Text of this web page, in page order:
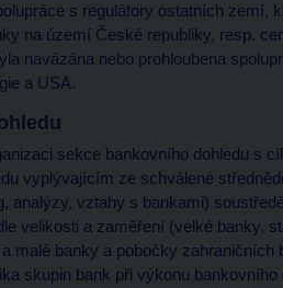
s regulátory ostatních zemí,
na území České republiky, resp.
navázána nebo prohloubena
a USA.
sekce bankovního dohledu s
vyplývajícím ze schválené
analýzy, vztahy s bankami)
velikosti a zaměření (velké banky,
a malé banky a pobočky
skupin bank při výkonu